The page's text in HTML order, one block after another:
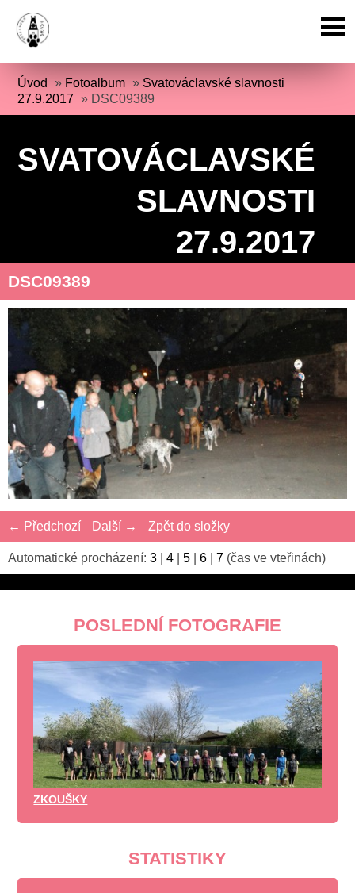
Úvod » Fotoalbum » Svatováclavské slavnosti
27.9.2017 » DSC09389
SVATOVÁCLAVSKÉ
SLAVNOSTI
27.9.2017
DSC09389
← Předchozí Další → Zpět do složky
Automatické procházení: 3 4 5 6 7 (čas ve vteřinách)
POSLEDNÍ FOTOGRAFIE
ZKOUŠKY
STATISTIKY